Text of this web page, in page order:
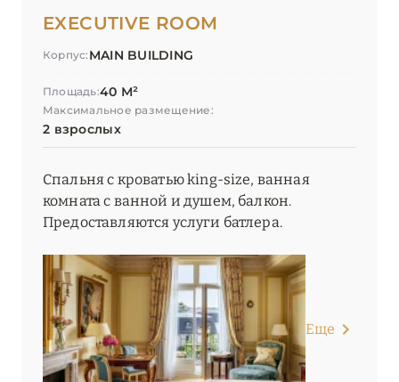
EXECUTIVE ROOM
Корпус: MAIN BUILDING
Площадь:40 М²
Максимальное размещение:
2 взрослых
Спальня с кроватью king-size, ванная
комната с ванной и душем, балкон.
Предоставляются услуги батлера.
Еще